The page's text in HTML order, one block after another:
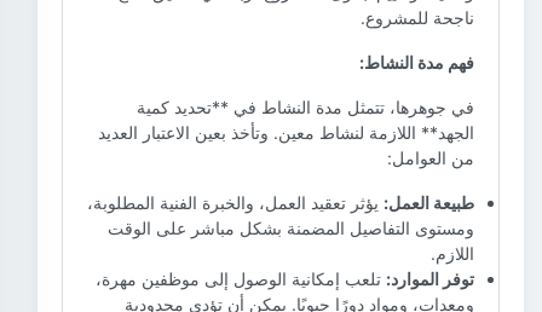
ناجحة للمشروع.
فهم مدة النشاط:
في جوهرها، تتمثل مدة النشاط في **تحديد كمية
الجهد** اللازمة لنشاط معين. وتأخذ بعين الاعتبار العديد
من العوامل:
طبيعة العمل: يؤثر تعقيد العمل، والخبرة الفنية المطلوبة،
ومستوى التفاصيل المضمنة بشكل مباشر على الوقت
اللازم.
توفر الموارد: تلعب إمكانية الوصول إلى موظفين مهرة،
ومعدات، ومواد دورًا حيويًا. يمكن أن تؤدي محدودية